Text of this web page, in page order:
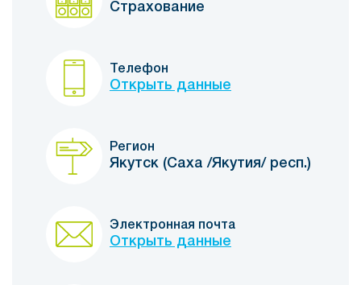
Страхование
Телефон
Открыть данные
Регион
Якутск (Саха /Якутия/ респ.)
Электронная почта
Открыть данные